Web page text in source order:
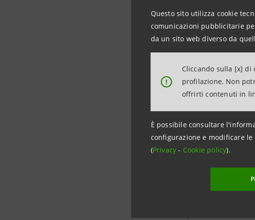
Questo sito utilizza cookie
comunicazioni pubblicitarie
da un sito web diverso da
!
Cliccando sulla [x] di
profilazione. Non
offrirti contenuti in
È possibile consultare
configurazione e modificare
(Privacy- Cookie policy).
con -8 milioni del
Stato patrimoniale
L’erogazione del
attenzione alla
miliardi, con una
La crescita delle
principalmente
netti, + 205
milioni), quella
dei crediti
è salito dal 4,19 al
Il patrimonio